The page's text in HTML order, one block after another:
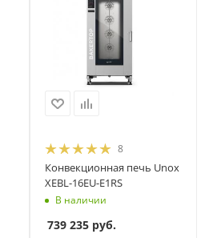
8
Конвекционная печь Unox
XEBL-16EU-E1RS
В наличии
739 235 руб.